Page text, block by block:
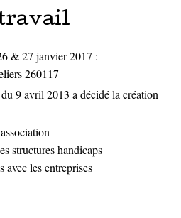
travail
& 27 janvier 2017 :
260117
9 avril 2013 a décidé la création
structures handicaps
avec les entreprises